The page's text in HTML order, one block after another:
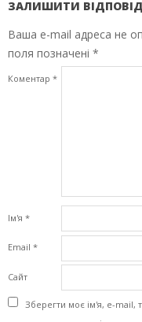
ЗАЛИШИТИ
Ваша e-mail адреса не
поля позначені *
Коментар *
Ім'я *
Email *
Сайт
Зберегти моє ім'я, e-mail,